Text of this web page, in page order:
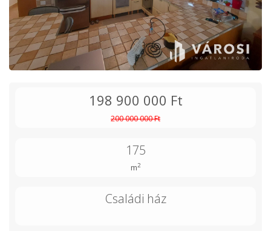
198 900 000 Ft
200 000 000 Ft
175
m2
Családi ház